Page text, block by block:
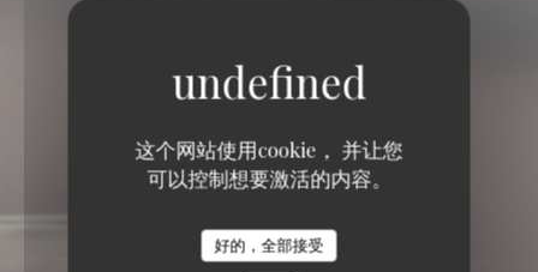
这个网站使用cookie， 并让您
可以控制想要激活的内容。
好的，全部接受